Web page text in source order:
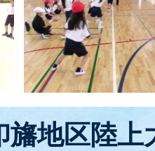
地区陸上